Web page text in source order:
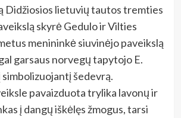
Didžiosios lietuvių tautos tremties
skyrė Gedulo ir Vilties
menininkė siuvinėjo paveikslą
garsaus norvegų tapytojo E.
šedevrą.
pavaizduota trylika lavonų ir
į dangų iškėlęs žmogus, tarsi